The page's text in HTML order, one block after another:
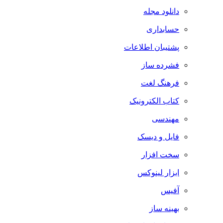
دانلود مجله
حسابداری
پشتیبان اطلاعات
فشرده ساز
فرهنگ لغت
کتاب الکترونیک
مهندسی
فایل و دیسک
سخت افزار
ابزار لینوکس
آفیس
بهینه ساز